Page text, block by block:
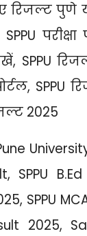
रिजल्ट पुणे
SPPU
SPPU
2025
SPPU
SPPU
2025,